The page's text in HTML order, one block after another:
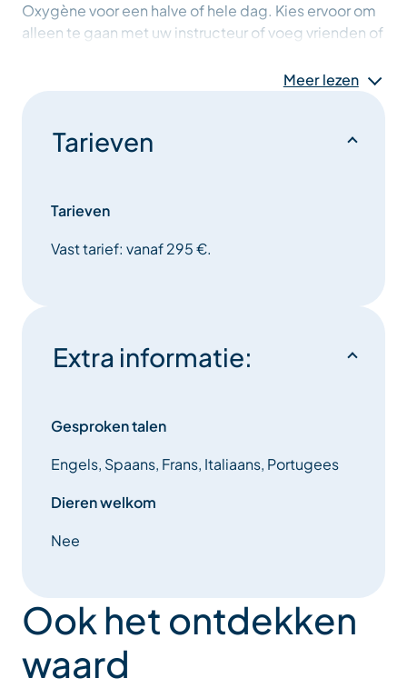
Oxygène voor een halve of hele dag. Kies ervoor om
alleen te gaan met uw instructeur of voeg vrienden of
veiligheidsuitrusting is inbegrepen: lawinepieper,
Meer lezen
Tarieven
Tarieven
Vast tarief: vanaf 295 €.
Extra informatie:
Gesproken talen
Engels, Spaans, Frans, Italiaans, Portugees
Dieren welkom
Nee
Ook het ontdekken
waard